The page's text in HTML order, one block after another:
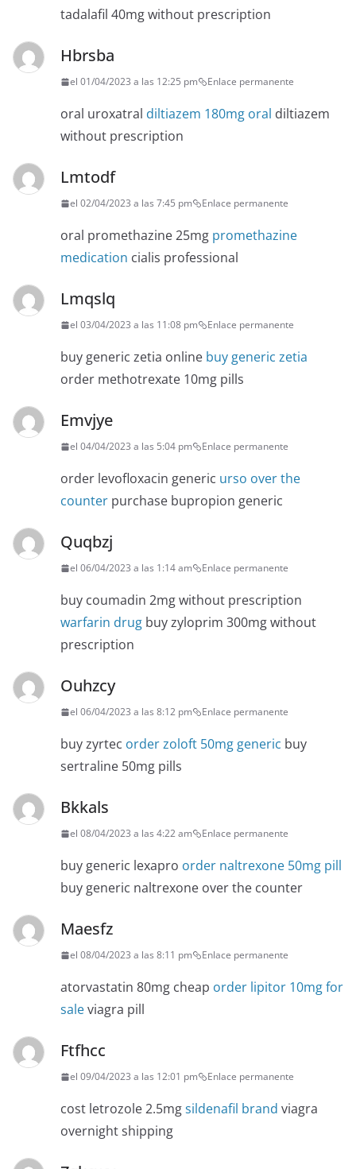
tadalafil 40mg without prescription
Hbrsba
el 01/04/2023 a las 12:25 pm Enlace permanente
oral uroxatral diltiazem 180mg oral diltiazem
without prescription
Lmtodf
el 02/04/2023 a las 7:45 pm Enlace permanente
oral promethazine 25mg promethazine
medication cialis professional
Lmqslq
el 03/04/2023 a las 11:08 pm Enlace permanente
buy generic zetia online buy generic zetia
order methotrexate 10mg pills
Emvjye
el 04/04/2023 a las 5:04 pm Enlace permanente
order levofloxacin generic urso over the
counter purchase bupropion generic
Quqbzj
el 06/04/2023 a las 1:14 am Enlace permanente
buy coumadin 2mg without prescription
warfarin drug buy zyloprim 300mg without
prescription
Ouhzcy
el 06/04/2023 a las 8:12 pm Enlace permanente
buy zyrtec order zoloft 50mg generic buy
sertraline 50mg pills
Bkkals
el 08/04/2023 a las 4:22 am Enlace permanente
buy generic lexapro order naltrexone 50mg pill
buy generic naltrexone over the counter
Maesfz
el 08/04/2023 a las 8:11 pm Enlace permanente
atorvastatin 80mg cheap order lipitor 10mg for
saleviagra pill
Ftfhcc
el 09/04/2023 a las 12:01 pm Enlace permanente
cost letrozole 2.5mgsildenafil brand viagra
overnight shipping